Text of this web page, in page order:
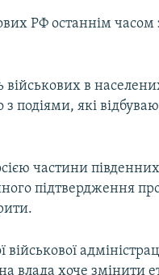
РФ останнім
військових в
подіями, які
частини
підтвердження про
влада хоче змінити